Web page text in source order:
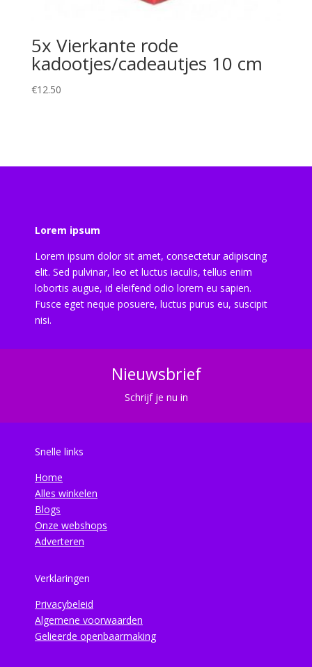
5x Vierkante rode
kadootjes/cadeautjes 10 cm
€12.50
Lorem ipsum
Lorem ipsum dolor sit amet, consectetur adipiscing
elit. Sed pulvinar, leo et luctus iaculis, tellus enim
lobortis augue, id eleifend odio lorem eu sapien.
Fusce eget neque posuere, luctus purus eu, suscipit
nisi.
Nieuwsbrief
Schrijf je nu in
Snelle links
Home
Alles winkelen
Blogs
Onze webshops
Adverteren
Verklaringen
Privacybeleid
Algemene voorwaarden
Gelieerde openbaarmaking